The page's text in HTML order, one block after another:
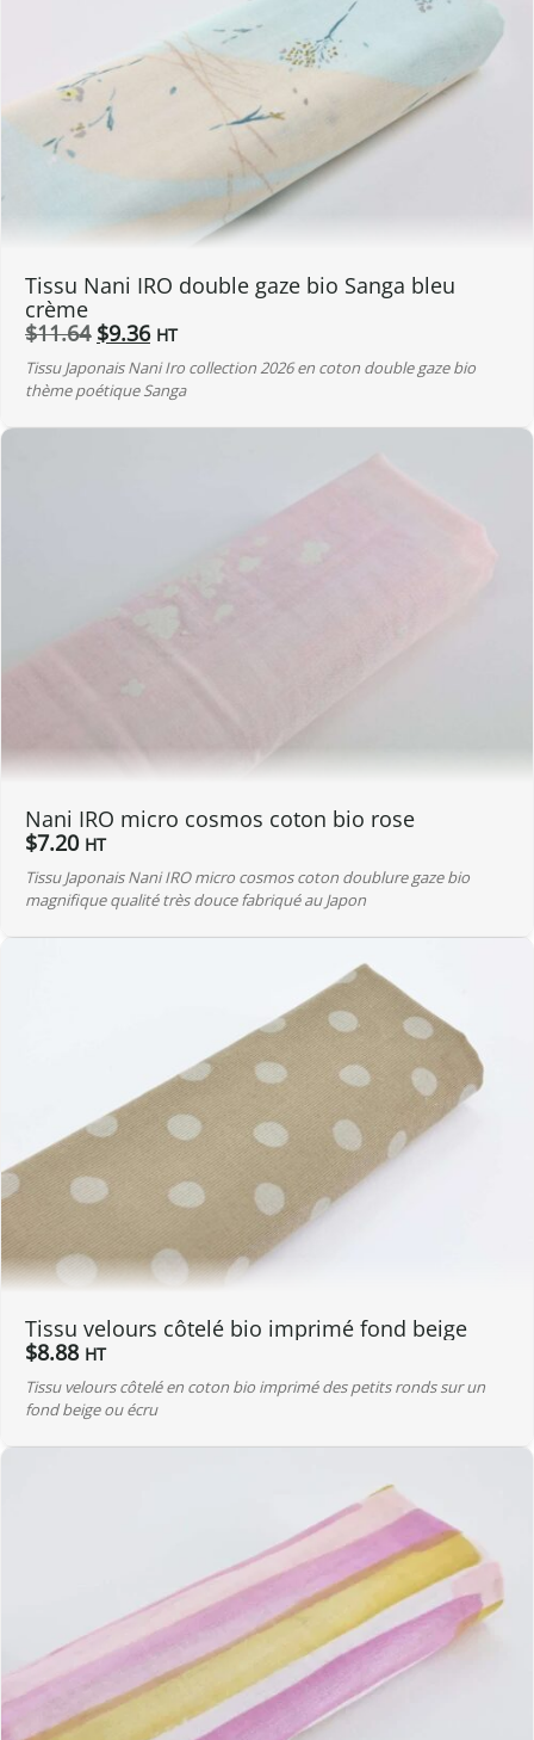
Tissu Nani IRO double gaze bio Sanga bleu
crème
$11.64 Le
prix
initial
était :
$11.64.
$9.36Le
prix
actuel
est :
$9.36.
HT
Tissu Japonais Nani Iro collection 2026 en coton double gaze bio
thème poétique Sanga
Nani IRO micro cosmos coton bio rose
$7.20 HT
Tissu Japonais Nani IRO micro cosmos coton doublure gaze bio
magnifique qualité très douce fabriqué au Japon
Tissu velours côtelé bio imprimé fond beige
$8.88 HT
Tissu velours côtelé en coton bio imprimé des petits ronds sur un
fond beige ou écru